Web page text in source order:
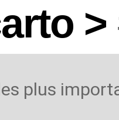
>
plus